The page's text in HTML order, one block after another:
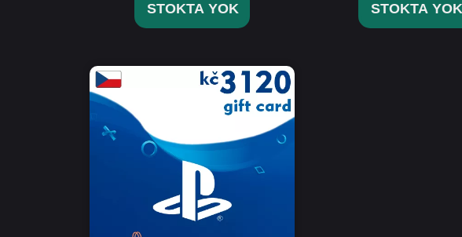
STOKTA YOK STOKTA YOK